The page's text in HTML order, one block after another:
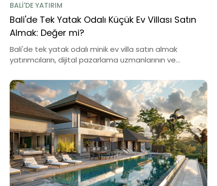
BALI'DE YATIRIM
Bali'de Tek Yatak Odalı Küçük Ev Villası Satın
Almak: Değer mi?
Bali'de tek yatak odalı minik ev villa satın almak
yatırımcıların, dijital pazarlama uzmanlarının ve...